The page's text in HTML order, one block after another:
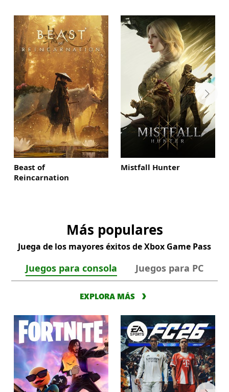
Beast of
Reincarnation
Mistfall Hunter
Más populares
Juega de los mayores éxitos de Xbox Game Pass
Juegos para consola Juegos para PC
EXPLORA MÁS